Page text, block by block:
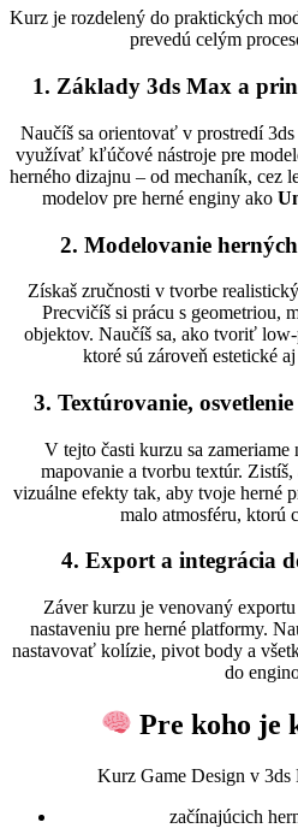
Kurz je rozdelený do praktických
prevedú celým
1. Základy 3ds Max a
Naučíš sa orientovať v prostredí
využívať kľúčové nástroje pre
herného dizajnu – od mechaník, cez
modelov pre herné enginy ako
2. Modelovanie
Získaš zručnosti v tvorbe
Precvičíš si prácu s geometriou,
objektov. Naučíš sa, ako tvoriť
ktoré sú zároveň estetické
3. Textúrovanie,
V tejto časti kurzu sa
mapovanie a tvorbu textúr.
vizuálne efekty tak, aby tvoje herné
malo atmosféru, ktorú
4. Export a integrácia
Záver kurzu je venovaný
nastaveniu pre herné platformy.
nastavovať kolízie, pivot body a
do
Pre koho je
Kurz Game Design v 3ds
začínajúcich